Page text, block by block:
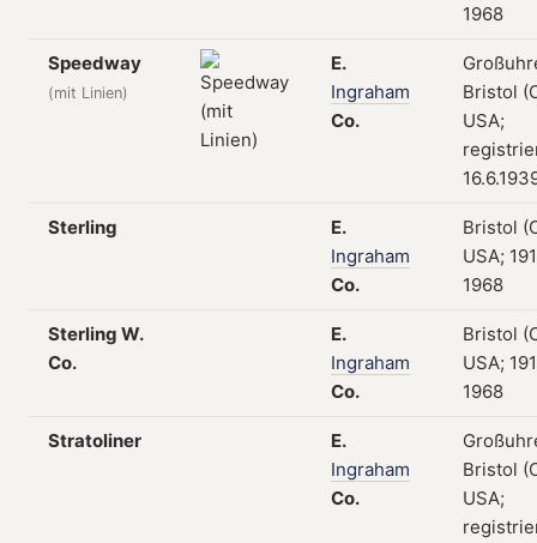
1968
Speedway
(mit Linien)
E.
Ingraham
Co.
Bristol
USA;
Sterling
E.
Ingraham
Co.
Bristol
USA;
1968
Sterling W.
Co.
E.
Ingraham
Co.
Bristol
USA;
1968
Stratoliner
E.
Ingraham
Co.
Bristol
USA;